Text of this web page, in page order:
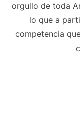
orgullo de toda
lo que a
competencia